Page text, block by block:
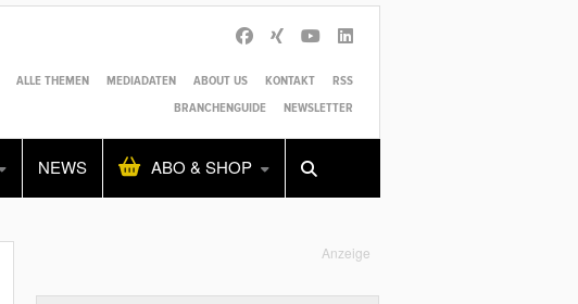
ALLE THEMEN MEDIADATEN ABOUT US KONTAKT
RSS
BRANCHENGUIDE
NEWSLETTER
NEWS ABO & SHOP
Alles Shop SUCHEN
Anzeige